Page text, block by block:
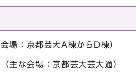
場：京都芸大A棟からD棟）
主な会場：京都芸大芸大通）